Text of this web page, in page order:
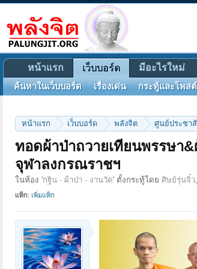
หน้าแรก เว็บบอร์ด พลังจิต ศูนย์ประชา
ทอดผ้าป่าถวายเทียนพรรษา
จุฬาลงกรณราชฯ
ในห้อง 'กฐิน - ผ้าป่า - งานวัด' ตั้งกระทู้โดย ศิษย์รุ่นจิ๋ว,
แท็ก: เพิ่มแท็ก
หน้าแรก เว็บบอร์ด
ค้นหาในเว็บบอร์ด เรื่องเด่น กระทู้และโพส
มีอะไรใหม่